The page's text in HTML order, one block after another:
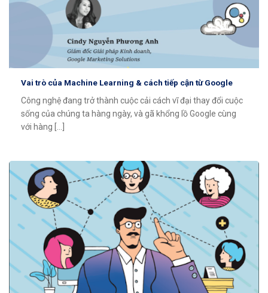
Vai trò của Machine Learning & cách tiếp cận từ Google
Công nghệ đang trở thành cuộc cải cách vĩ đại thay đổi cuộc
sống của chúng ta hàng ngày, và gã khổng lồ Google cùng
với hàng [...]